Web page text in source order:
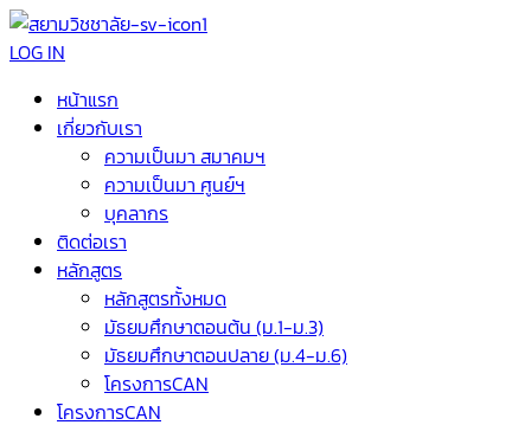
LOG IN
หน้าแรก
เกี่ยวกับเรา
ความเป็นมา สมาคมฯ
ความเป็นมา ศูนย์ฯ
บุคลากร
ติดต่อเรา
หลักสูตร
หลักสูตรทั้งหมด
มัธยมศึกษาตอนต้น (ม.1-ม.3)
มัธยมศึกษาตอนปลาย (ม.4-ม.6)
โครงการCAN
โครงการCAN